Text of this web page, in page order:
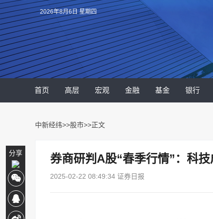
分享
2026年8月6日 星期四
首页 高层 宏观 金融 基金 银行
中新经纬>>股市>>正文
券商研判A股“春季行情”：科
2025-02-22 08:49:34 证券日报